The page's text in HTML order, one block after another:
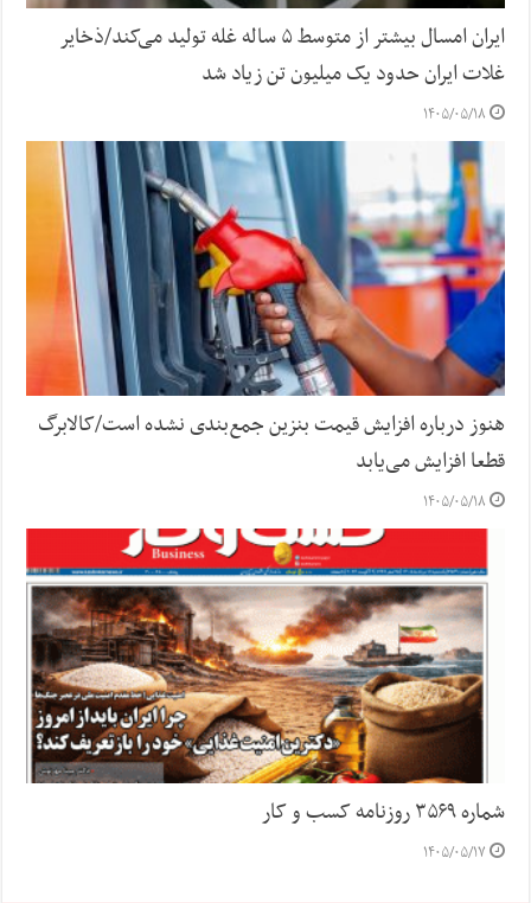
ایران امسال بیشتر از متوسط ۵ ساله غله تولید می‌کند/ذخایر
غلات ایران حدود یک میلیون تن زیاد شد
۱۴۰۵/۰۵/۱۸
هنوز درباره افزایش قیمت بنزین جمع‌بندی نشده است/کالابرگ
قطعا افزایش می‌یابد
۱۴۰۵/۰۵/۱۸
شماره ۳۵۶۹ روزنامه کسب و کار
۱۴۰۵/۰۵/۱۷